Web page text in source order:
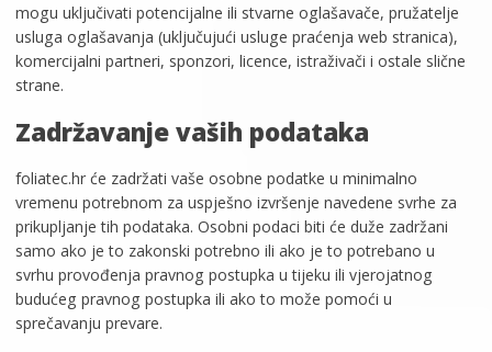
mogu uključivati potencijalne ili stvarne oglašavače, pružatelje
usluga oglašavanja (uključujući usluge praćenja web stranica),
komercijalni partneri, sponzori, licence, istraživači i ostale slične
strane.
Zadržavanje vaših podataka
foliatec.hr će zadržati vaše osobne podatke u minimalno
vremenu potrebnom za uspješno izvršenje navedene svrhe za
prikupljanje tih podataka. Osobni podaci biti će duže zadržani
samo ako je to zakonski potrebno ili ako je to potrebano u
svrhu provođenja pravnog postupka u tijeku ili vjerojatnog
budućeg pravnog postupka ili ako to može pomoći u
sprečavanju prevare.